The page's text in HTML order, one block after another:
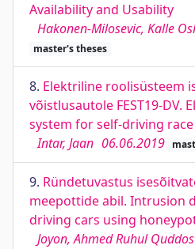
Availability and Usability
Hakonen-Milosevic, Kalle
master's theses
8. Elektriline roolisüsteem
võistlusautole FEST19-DV.
system for self-driving race
Intar, Jaan 06.06.2019
9. Ründetuvastus
meepottide abil. Intrusion
driving cars using
Joyon, Ahmed Ruhul Quddos